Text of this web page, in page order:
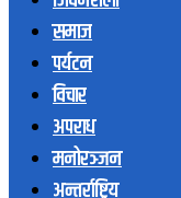
समाज
पर्यटन
विचार
अपराध
मनोरञ्जन
अन्तर्राष्ट्रिय